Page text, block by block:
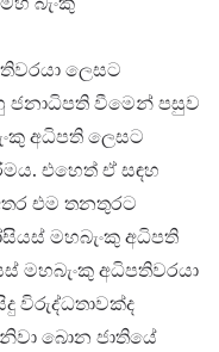
ලෙසට
ජනාධිපති වීමෙන් පසුව
අධිපති ලෙසට
එහෙත් ඒ සඳහ
එම තනතුරට
මහබැංකු අධිපති
මහබැංකු අධිපතිවරයා
විරුද්ධතාවක්ද
බොන ජාතියේ